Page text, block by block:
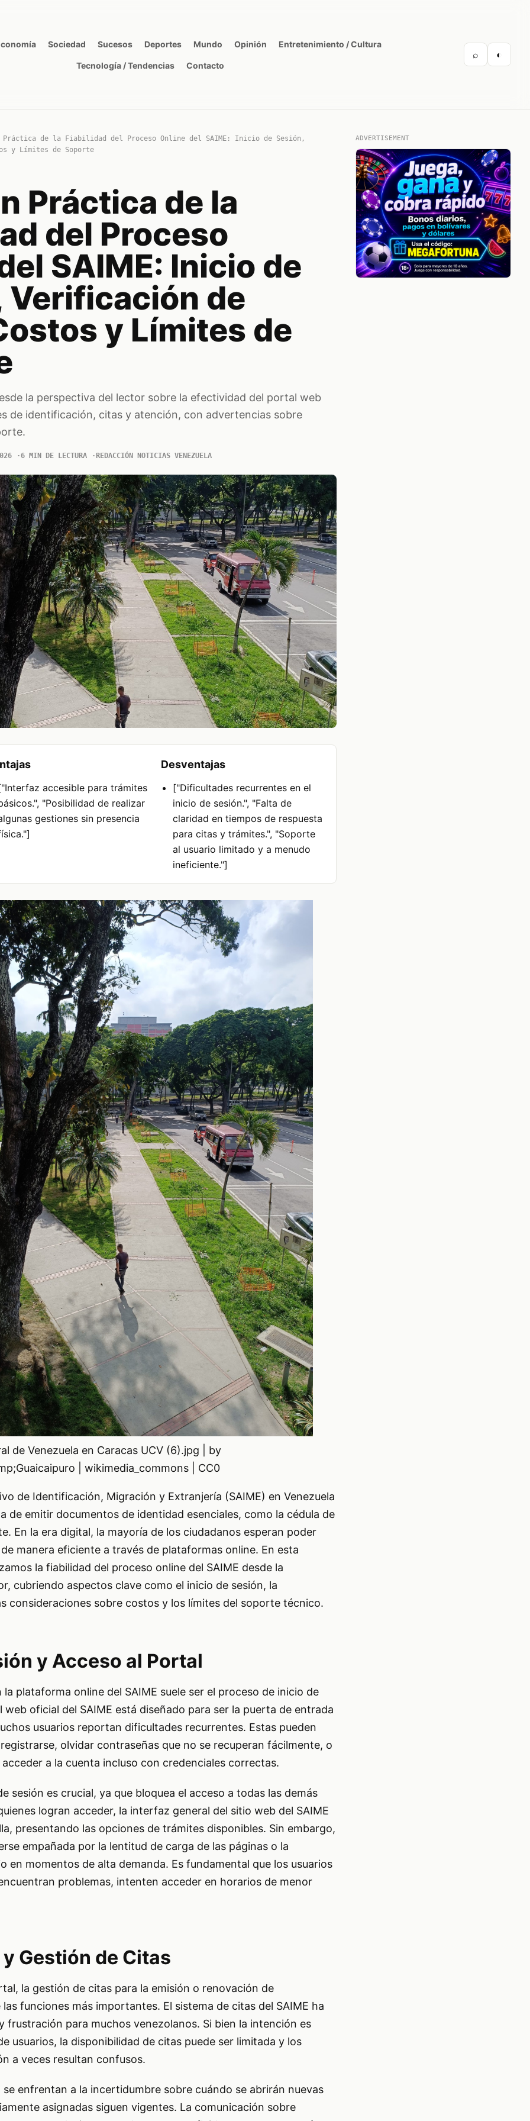
Sociedad Sucesos Deportes Mundo Opinión Entretenimiento / Cultura
Tecnología / Tendencias Contacto
⌕ ◐
Práctica de la Fiabilidad del Proceso Online del SAIME: Inicio de Sesión,
y Límites de Soporte
Práctica de la
del Proceso
SAIME: Inicio de
Verificación de
y Límites de
la perspectiva del lector sobre la efectividad del portal web
de identificación, citas y atención, con advertencias sobre
6 MIN DE LECTURA REDACCIÓN NOTICIAS VENEZUELA
accesible para trámites
"Posibilidad de realizar
gestiones sin presencia
Desventajas
["Dificultades recurrentes en el
inicio de sesión.", "Falta de
claridad en tiempos de respuesta
para citas y trámites.", "Soporte
al usuario limitado y a menudo
ineficiente."]
de Venezuela en Caracas UCV (6).jpg | by
| wikimedia_commons | CC0
de Identificación, Migración y Extranjería (SAIME) en Venezuela
de emitir documentos de identidad esenciales, como la cédula de
En la era digital, la mayoría de los ciudadanos esperan poder
manera eficiente a través de plataformas online. En esta
la fiabilidad del proceso online del SAIME desde la
cubriendo aspectos clave como el inicio de sesión, la
consideraciones sobre costos y los límites del soporte técnico.
y Acceso al Portal
plataforma online del SAIME suele ser el proceso de inicio de
web oficial del SAIME está diseñado para ser la puerta de entrada
usuarios reportan dificultades recurrentes. Estas pueden
olvidar contraseñas que no se recuperan fácilmente, o
a la cuenta incluso con credenciales correctas.
sesión es crucial, ya que bloquea el acceso a todas las demás
logran acceder, la interfaz general del sitio web del SAIME
presentando las opciones de trámites disponibles. Sin embargo,
empañada por la lentitud de carga de las páginas o la
en momentos de alta demanda. Es fundamental que los usuarios
problemas, intenten acceder en horarios de menor
Gestión de Citas
la gestión de citas para la emisión o renovación de
funciones más importantes. El sistema de citas del SAIME ha
frustración para muchos venezolanos. Si bien la intención es
usuarios, la disponibilidad de citas puede ser limitada y los
a veces resultan confusos.
enfrentan a la incertidumbre sobre cuándo se abrirán nuevas
asignadas siguen vigentes. La comunicación sobre
ADVERTISEMENT